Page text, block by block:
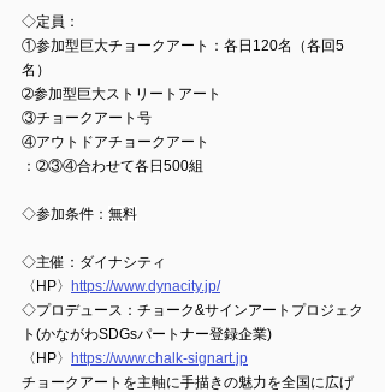
◇定員：
①参加型巨大チョークアート：各日120名（各回5
名）
➁参加型巨大ストリートアート
③チョークアート号
④アウトドアチョークアート
：➁③④合わせて各日500組
◇参加条件： 無料
◇主催： ダイナシティ
〈HP〉
https://www.dynacity.jp/
◇プロデュース：チョーク&サインアートプロジェク
ト(かながわSDGsパートナー登録企業)
〈HP〉
https://www.chalk-signart.jp
チョークアートを主軸に手描きの魅力を全国に広げ